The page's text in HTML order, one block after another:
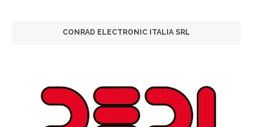
CONRAD ELECTRONIC ITALIA SRL